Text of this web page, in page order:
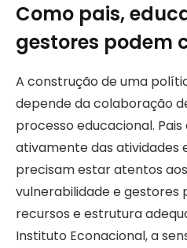
Como pais,
gestores podem
A construção de uma
depende da colaboração
processo educacional.
ativamente das atividades
precisam estar atentos
vulnerabilidade e gestores
recursos e estrutura
Instituto Econacional, a